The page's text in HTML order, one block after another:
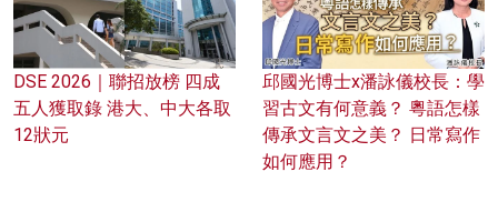
DSE 2026｜聯招放榜 四成
五人獲取錄 港大、中大各取
12狀元
邱國光博士x潘詠儀校長：學
習古文有何意義？ 粵語怎樣
傳承文言文之美？ 日常寫作
如何應用？